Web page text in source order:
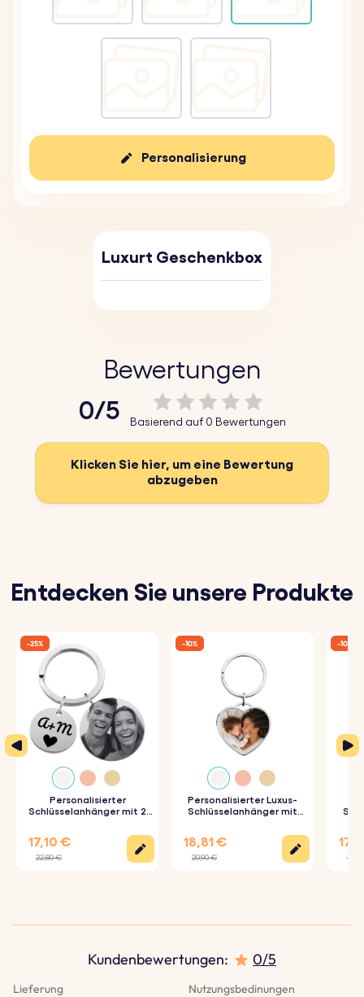
Personalisierung
Luxurt Geschenkbox
Bewertungen
0/5 Basierend auf 0 Bewertungen
Klicken Sie hier, um eine Bewertung
abzugeben
Entdecken Sie unsere Produkte
Personalisierter
Schlüsselanhänger mit 2
17,10 €
22,80 €
-25%
Personalisierter Luxus-
Schlüsselanhänger mit
18,81 €
20,90 €
-10% -10%
Lieferung Nutzungsbedinungen
Kundenbewertungen: 0/5